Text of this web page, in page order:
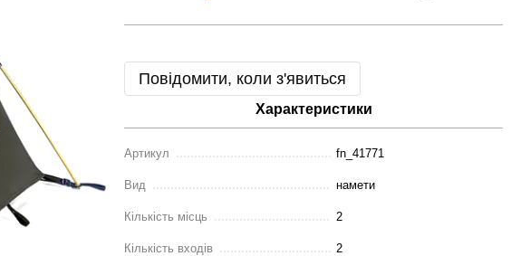
Повідомити, коли з'явиться
Характеристики
Артикул fn_41771
Вид намети
Кількість місць 2
Кількість входів 2